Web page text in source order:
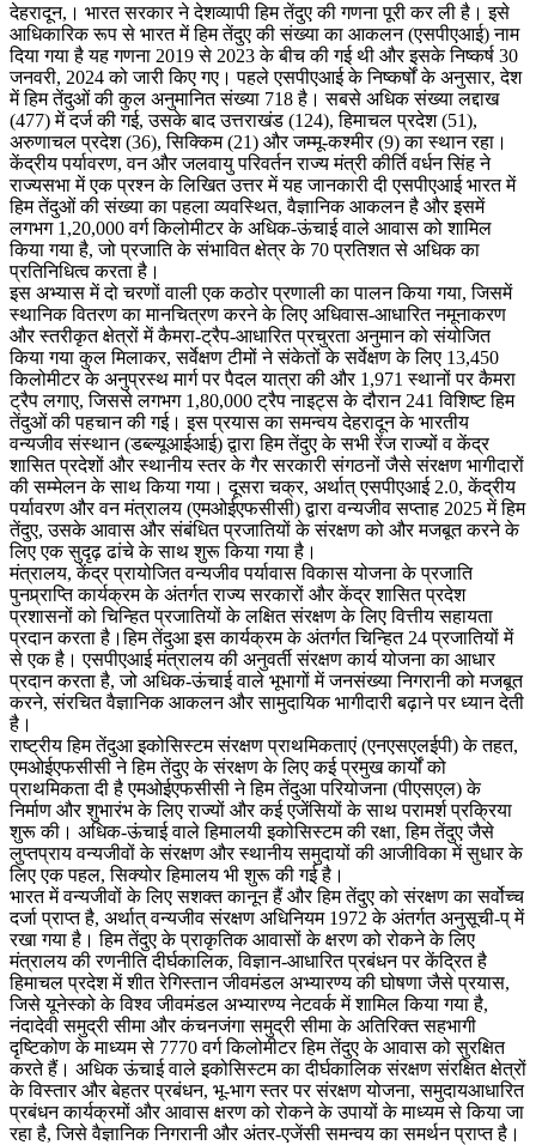
देहरादून,। भारत सरकार ने देशव्यापी हिम तेंदुए की गणना पूरी कर ली है। इसे
आधिकारिक रूप से भारत में हिम तेंदुए की संख्या का आकलन (एसपीएआई) नाम
दिया गया है यह गणना 2019 से 2023 के बीच की गई थी और इसके निष्कर्ष 30
जनवरी, 2024 को जारी किए गए। पहले एसपीएआई के निष्कर्षों के अनुसार, देश
में हिम तेंदुओं की कुल अनुमानित संख्या 718 है। सबसे अधिक संख्या लद्दाख
(477) में दर्ज की गई, उसके बाद उत्तराखंड (124), हिमाचल प्रदेश (51),
अरुणाचल प्रदेश (36), सिक्किम (21) और जम्मू-कश्मीर (9) का स्थान रहा।
केंद्रीय पर्यावरण, वन और जलवायु परिवर्तन राज्य मंत्री कीर्ति वर्धन सिंह ने
राज्यसभा में एक प्रश्न के लिखित उत्तर में यह जानकारी दी एसपीएआई भारत में
हिम तेंदुओं की संख्या का पहला व्यवस्थित, वैज्ञानिक आकलन है और इसमें
लगभग 1,20,000 वर्ग किलोमीटर के अधिक-ऊंचाई वाले आवास को शामिल
किया गया है, जो प्रजाति के संभावित क्षेत्र के 70 प्रतिशत से अधिक का
प्रतिनिधित्व करता है।
इस अभ्यास में दो चरणों वाली एक कठोर प्रणाली का पालन किया गया, जिसमें
स्थानिक वितरण का मानचित्रण करने के लिए अधिवास-आधारित नमूनाकरण
और स्तरीकृत क्षेत्रों में कैमरा-ट्रैप-आधारित प्रचुरता अनुमान को संयोजित
किया गया कुल मिलाकर, सर्वेक्षण टीमों ने संकेतों के सर्वेक्षण के लिए 13,450
किलोमीटर के अनुप्रस्थ मार्ग पर पैदल यात्रा की और 1,971 स्थानों पर कैमरा
ट्रैप लगाए, जिससे लगभग 1,80,000 ट्रैप नाइट्स के दौरान 241 विशिष्ट हिम
तेंदुओं की पहचान की गई। इस प्रयास का समन्वय देहरादून के भारतीय
वन्यजीव संस्थान (डब्ल्यूआईआई) द्वारा हिम तेंदुए के सभी रेंज राज्यों व केंद्र
शासित प्रदेशों और स्थानीय स्तर के गैर सरकारी संगठनों जैसे संरक्षण भागीदारों
की सम्मेलन के साथ किया गया। दूसरा चक्र, अर्थात् एसपीएआई 2.0, केंद्रीय
पर्यावरण और वन मंत्रालय (एमओईएफसीसी) द्वारा वन्यजीव सप्ताह 2025 में हिम
तेंदुए, उसके आवास और संबंधित प्रजातियों के संरक्षण को और मजबूत करने के
लिए एक सुदृढ़ ढांचे के साथ शुरू किया गया है।
मंत्रालय, केंद्र प्रायोजित वन्यजीव पर्यावास विकास योजना के प्रजाति
पुनप्र्राप्ति कार्यक्रम के अंतर्गत राज्य सरकारों और केंद्र शासित प्रदेश
प्रशासनों को चिन्हित प्रजातियों के लक्षित संरक्षण के लिए वित्तीय सहायता
प्रदान करता है।हिम तेंदुआ इस कार्यक्रम के अंतर्गत चिन्हित 24 प्रजातियों में
से एक है। एसपीएआई मंत्रालय की अनुवर्ती संरक्षण कार्य योजना का आधार
प्रदान करता है, जो अधिक-ऊंचाई वाले भूभागों में जनसंख्या निगरानी को मजबूत
करने, संरचित वैज्ञानिक आकलन और सामुदायिक भागीदारी बढ़ाने पर ध्यान देती
है।
राष्ट्रीय हिम तेंदुआ इकोसिस्टम संरक्षण प्राथमिकताएं (एनएसएलईपी) के तहत,
एमओईएफसीसी ने हिम तेंदुए के संरक्षण के लिए कई प्रमुख कार्यों को
प्राथमिकता दी है एमओईएफसीसी ने हिम तेंदुआ परियोजना (पीएसएल) के
निर्माण और शुभारंभ के लिए राज्यों और कई एजेंसियों के साथ परामर्श प्रक्रिया
शुरू की। अधिक-ऊंचाई वाले हिमालयी इकोसिस्टम की रक्षा, हिम तेंदुए जैसे
लुप्तप्राय वन्यजीवों के संरक्षण और स्थानीय समुदायों की आजीविका में सुधार के
लिए एक पहल, सिक्योर हिमालय भी शुरू की गई है।
भारत में वन्यजीवों के लिए सशक्त कानून हैं और हिम तेंदुए को संरक्षण का सर्वोच्च
दर्जा प्राप्त है, अर्थात् वन्यजीव संरक्षण अधिनियम 1972 के अंतर्गत अनुसूची-प् में
रखा गया है। हिम तेंदुए के प्राकृतिक आवासों के क्षरण को रोकने के लिए
मंत्रालय की रणनीति दीर्घकालिक, विज्ञान-आधारित प्रबंधन पर केंद्रित है
हिमाचल प्रदेश में शीत रेगिस्तान जीवमंडल अभ्यारण्य की घोषणा जैसे प्रयास,
जिसे यूनेस्को के विश्व जीवमंडल अभ्यारण्य नेटवर्क में शामिल किया गया है,
नंदादेवी समुद्री सीमा और कंचनजंगा समुद्री सीमा के अतिरिक्त सहभागी
दृष्टिकोण के माध्यम से 7770 वर्ग किलोमीटर हिम तेंदुए के आवास को सुरक्षित
करते हैं। अधिक ऊंचाई वाले इकोसिस्टम का दीर्घकालिक संरक्षण संरक्षित क्षेत्रों
के विस्तार और बेहतर प्रबंधन, भू-भाग स्तर पर संरक्षण योजना, समुदायआधारित
प्रबंधन कार्यक्रमों और आवास क्षरण को रोकने के उपायों के माध्यम से किया जा
रहा है, जिसे वैज्ञानिक निगरानी और अंतर-एजेंसी समन्वय का समर्थन प्राप्त है।